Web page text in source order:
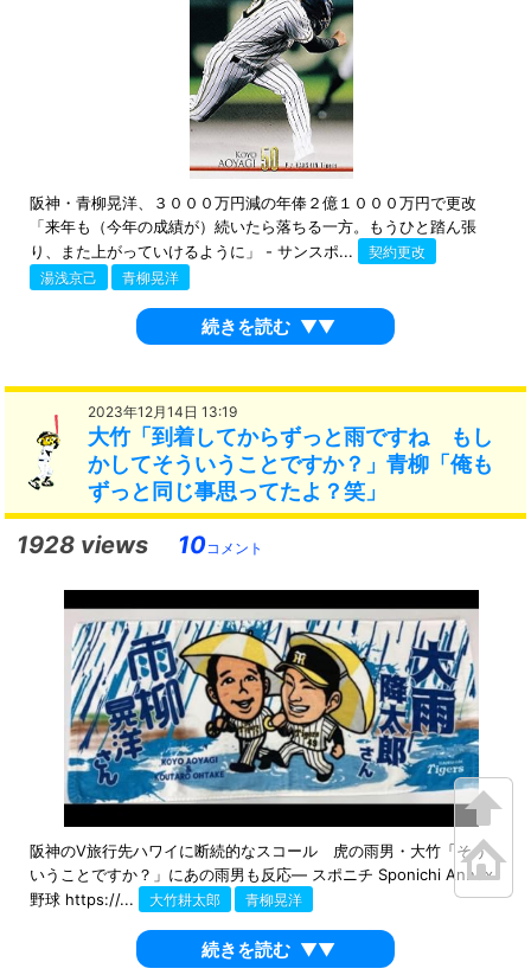
阪神・青柳晃洋、３０００万円減の年俸２億１０００万円で更改
「来年も（今年の成績が）続いたら落ちる一方。もうひと踏ん張
り、また上がっていけるように」 - サンスポ...
契約更改
湯浅京己
青柳晃洋
続きを読む ▼▼
2023年12月14日 13:19
大竹「到着してからずっと雨ですね もし
かしてそういうことですか？」青柳「俺も
ずっと同じ事思ってたよ？笑」
1928 views 10コメント
阪神のV旅行先ハワイに断続的なスコール 虎の雨男・大竹「そう
いうことですか？」にあの雨男も反応― スポニチ Sponichi Annex
野球 https://...
大竹耕太郎 青柳晃洋
続きを読む ▼▼